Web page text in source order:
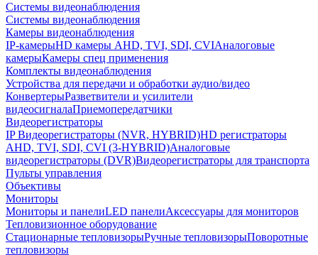
Системы видеонаблюдения
Системы видеонаблюдения
Камеры видеонаблюдения
IP-камерыHD камеры AHD, TVI, SDI, CVIАналоговые
камерыКамеры спец применения
Комплекты видеонаблюдения
Устройства для передачи и обработки аудио/видео
КонвертерыРазветвители и усилители
видеосигналаПриемопередатчики
Видеорегистраторы
IP Видеорегистраторы (NVR, HYBRID)HD регистраторы
AHD, TVI, SDI, CVI (3-HYBRID)Аналоговые
видеорегистраторы (DVR)Видеорегистраторы для транспорта
Пульты управления
Объективы
Мониторы
Мониторы и панелиLED панелиАксессуары для мониторов
Тепловизионное оборудование
Стационарные тепловизорыРучные тепловизорыПоворотные
тепловизоры